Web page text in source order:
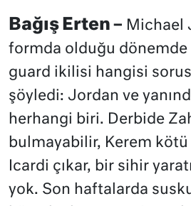
Bağış Erten – Michael
formda olduğu dönemde
guard ikilisi hangisi
şöyledi: Jordan ve
herhangi biri. Derbide
bulmayabilir, Kerem
Icardi çıkar, bir sihir
yok. Son haftalarda